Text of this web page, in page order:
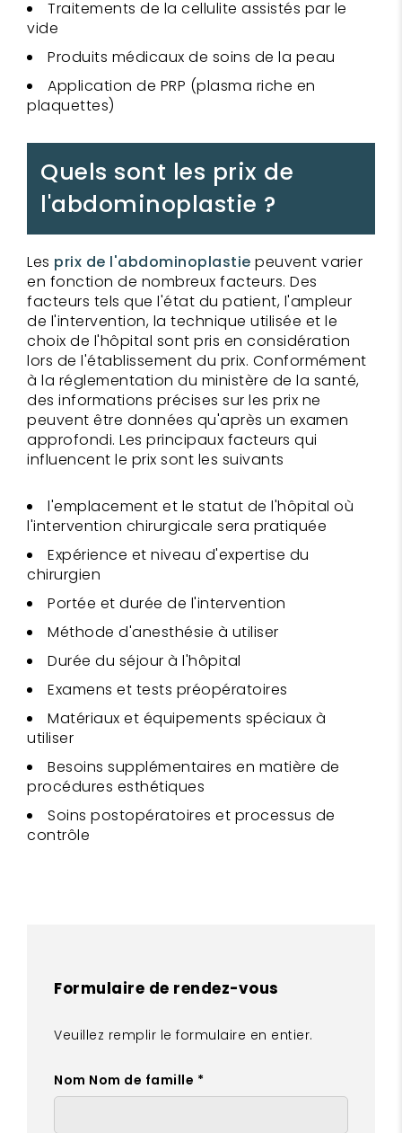
Traitements de la cellulite assistés par le
vide
Produits médicaux de soins de la peau
Application de PRP (plasma riche en
plaquettes)
Quels sont les prix de
l'abdominoplastie ?
Les prix de l'abdominoplastie peuvent varier
en fonction de nombreux facteurs. Des
facteurs tels que l'état du patient, l'ampleur
de l'intervention, la technique utilisée et le
choix de l'hôpital sont pris en considération
lors de l'établissement du prix. Conformément
à la réglementation du ministère de la santé,
des informations précises sur les prix ne
peuvent être données qu'après un examen
approfondi. Les principaux facteurs qui
influencent le prix sont les suivants
l'emplacement et le statut de l'hôpital où
l'intervention chirurgicale sera pratiquée
Expérience et niveau d'expertise du
chirurgien
Portée et durée de l'intervention
Méthode d'anesthésie à utiliser
Durée du séjour à l'hôpital
Examens et tests préopératoires
Matériaux et équipements spéciaux à
utiliser
Besoins supplémentaires en matière de
procédures esthétiques
Soins postopératoires et processus de
contrôle
Formulaire de rendez-vous
Veuillez remplir le formulaire en entier.
Nom Nom de famille *